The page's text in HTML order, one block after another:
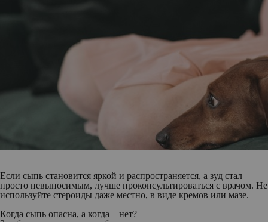
Если сыпь становится яркой и распространяется, а зуд стал
просто невыносимым, лучше проконсультироваться с врачом. Не
используйте стероиды даже местно, в виде кремов или мазе.
Когда сыпь опасна, а когда – нет?